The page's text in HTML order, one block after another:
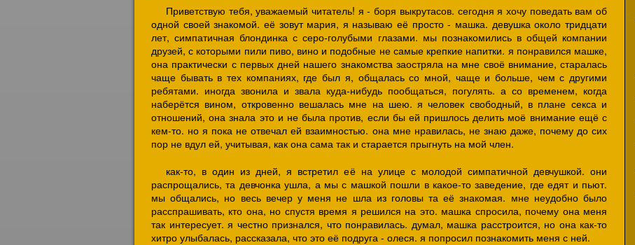
Приветствую тебя, уважаемый читатель! я - боря выкрутасов. сегодня я хочу поведать вам об
одной своей знакомой. её зовут мария, я называю её просто - машка. девушка около тридцати
лет, симпатичная блондинка с серо-голубыми глазами. мы познакомились в общей компании
друзей, с которыми пили пиво, вино и подобные не самые крепкие напитки. я понравился машке,
она практически с первых дней нашего знакомства заостряла на мне своё внимание, старалась
чаще бывать в тех компаниях, где был я, общалась со мной, чаще и больше, чем с другими
ребятами. иногда звонила и звала куда-нибудь пообщаться, погулять. а со временем, когда
наберётся вином, откровенно вешалась мне на шею. я человек свободный, в плане секса и
отношений, она знала это и не была против, если бы ей пришлось делить моё внимание ещё с
кем-то. но я пока не отвечал ей взаимностью. она мне нравилась, не знаю даже, почему до сих
пор не вдул ей, учитывая, как она сама так и старается прыгнуть на мой член.
как-то, в один из дней, я встретил её на улице с молодой симпатичной девчушкой. они
распрощались, та девчонка ушла, а мы с машкой пошли в какое-то заведение, где едят и пьют.
мы общались, но весь вечер у меня не шла из головы та её знакомая. мне неудобно было
расспрашивать, кто она, но спустя время я решился на это. машка спросила, почему она меня
так интересует. я честно признался, что понравилась. думал, машка расстроится, но она как-то
хитро улыбалась, рассказала, что это её подруга - олеся. я попросил познакомить меня с ней.